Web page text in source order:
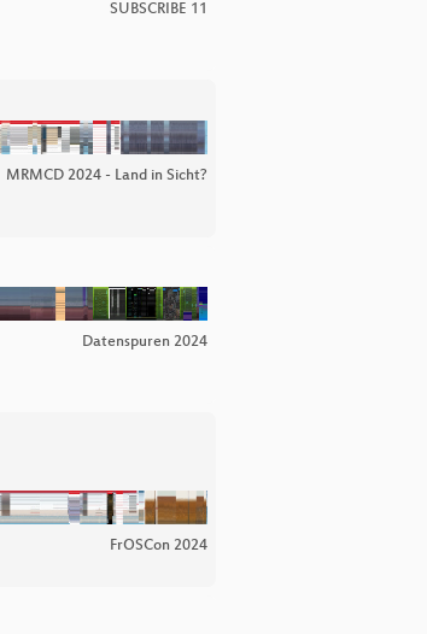
SUBSCRIBE 11
MRMCD 2024 - Land in Sicht?
Datenspuren 2024
FrOSCon 2024